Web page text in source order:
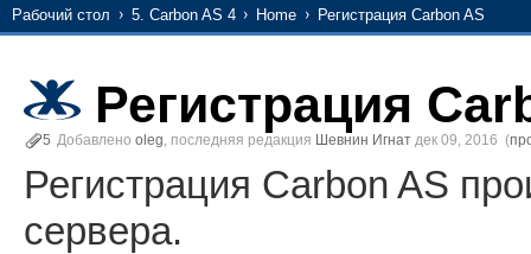
Рабочий стол 5. Carbon AS 4 Home Регистрация Carbon AS
Регистрация
5 Добавлено oleg, последняя редакция Шевнин Игнат дек 09, 2016 (
Регистрация Carbon AS
сервера.